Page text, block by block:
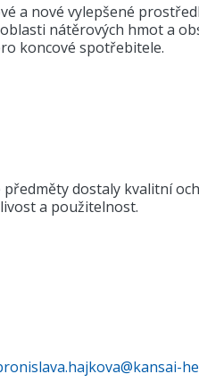
a nové vylepšené
nátěrových hmot a
koncové spotřebitele.
dostaly kvalitní
a použitelnost.